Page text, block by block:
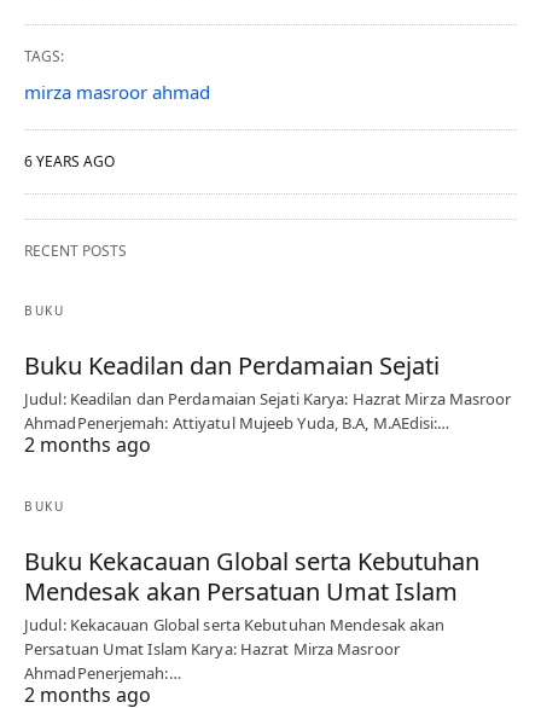
TAGS:
mirza masroor ahmad
6 YEARS AGO
RECENT POSTS
BUKU
Buku Keadilan dan Perdamaian Sejati
Judul: Keadilan dan Perdamaian Sejati Karya: Hazrat Mirza Masroor
AhmadPenerjemah: Attiyatul Mujeeb Yuda, B.A, M.AEdisi:…
2 months ago
BUKU
Buku Kekacauan Global serta Kebutuhan
Mendesak akan Persatuan Umat Islam
Judul: Kekacauan Global serta Kebutuhan Mendesak akan
Persatuan Umat Islam Karya: Hazrat Mirza Masroor
AhmadPenerjemah:…
2 months ago